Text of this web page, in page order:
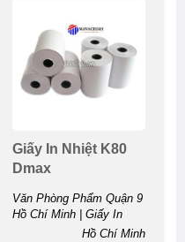
Giấy In Nhiệt K80
Dmax
Văn Phòng Phẩm Quận 9
Hồ Chí Minh | Giấy In
Hồ Chí Minh